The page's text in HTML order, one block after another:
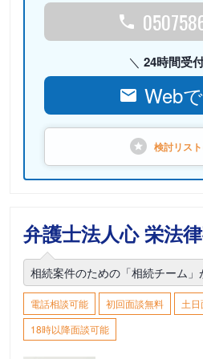
24時間受
Web
検討リス
弁護士法人心 栄法
相続案件のための「相続チーム」
電話相談可能 初回面談無料
土
18時以降面談可能